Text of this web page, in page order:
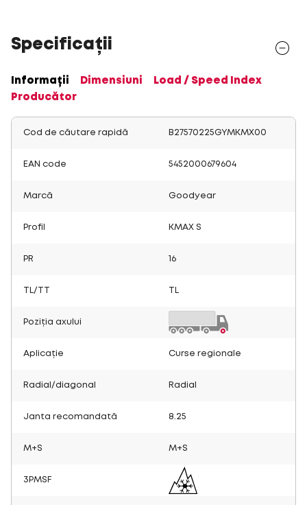
Specificații
Informații Dimensiuni
Load / Speed Index
Producător
Cod de căutare rapidă B27570225GYMKMX00
EAN code 5452000679604
Marcă Goodyear
Profil KMAX S
PR 16
TL/TT
Poziția axului
Aplicație Curse regionale
Radial/diagonal Radial
Janta recomandată 8.25
M+S M+S
3PMSF